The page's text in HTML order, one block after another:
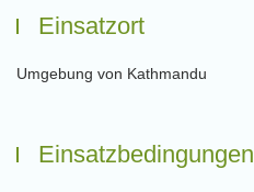
Einsatzort
Umgebung von Kathmandu
Einsatzbedingungen